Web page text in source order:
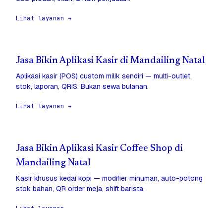
Lihat layanan →
Jasa Bikin Aplikasi Kasir di Mandailing Natal
Aplikasi kasir (POS) custom milik sendiri — multi-outlet,
stok, laporan, QRIS. Bukan sewa bulanan.
Lihat layanan →
Jasa Bikin Aplikasi Kasir Coffee Shop di
Mandailing Natal
Kasir khusus kedai kopi — modifier minuman, auto-potong
stok bahan, QR order meja, shift barista.